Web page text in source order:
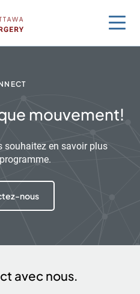
mouvement!
souhaitez en savoir plus
nous
avec nous.